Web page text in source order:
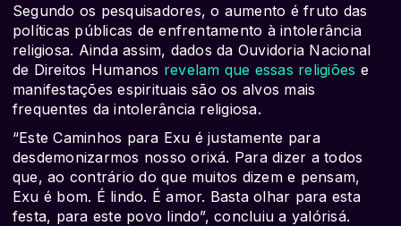
Segundo os pesquisadores, o aumento é fruto das
políticas públicas de enfrentamento à intolerância
religiosa. Ainda assim, dados da Ouvidoria Nacional
de Direitos Humanos revelam que essas religiões e
manifestações espirituais são os alvos mais
frequentes da intolerância religiosa.
“Este Caminhos para Exu é justamente para
desdemonizarmos nosso orixá. Para dizer a todos
que, ao contrário do que muitos dizem e pensam,
Exu é bom. É lindo. É amor. Basta olhar para esta
festa, para este povo lindo”, concluiu a yalórisá.